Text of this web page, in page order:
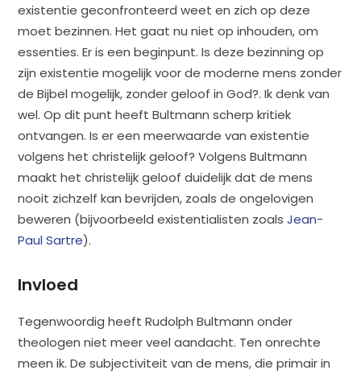
existentie geconfronteerd weet en zich op deze
moet bezinnen. Het gaat nu niet op inhouden, om
essenties. Er is een beginpunt. Is deze bezinning op
zijn existentie mogelijk voor de moderne mens zonder
de Bijbel mogelijk, zonder geloof in God?. Ik denk van
wel. Op dit punt heeft Bultmann scherp kritiek
ontvangen. Is er een meerwaarde van existentie
volgens het christelijk geloof? Volgens Bultmann
maakt het christelijk geloof duidelijk dat de mens
nooit zichzelf kan bevrijden, zoals de ongelovigen
beweren (bijvoorbeeld existentialisten zoalsJean-
Paul Sartre).
Invloed
Tegenwoordig heeft Rudolph Bultmann onder
theologen niet meer veel aandacht. Ten onrechte
meen ik. De subjectiviteit van de mens, die primair in